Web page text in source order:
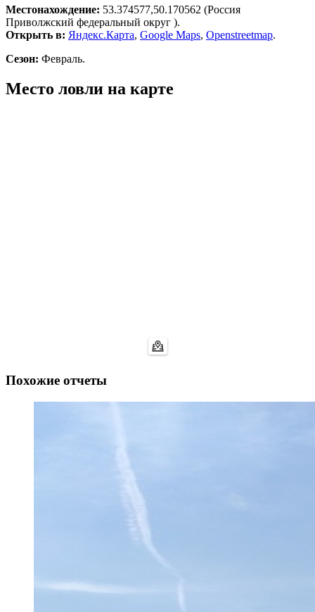
Местонахождение: 53.374577,50.170562 (Россия
Приволжский федеральный округ ).
Открыть в: Яндекс.Карта, Google Maps, Openstreetmap.
Сезон: Февраль.
Место ловли на карте
Похожие отчеты